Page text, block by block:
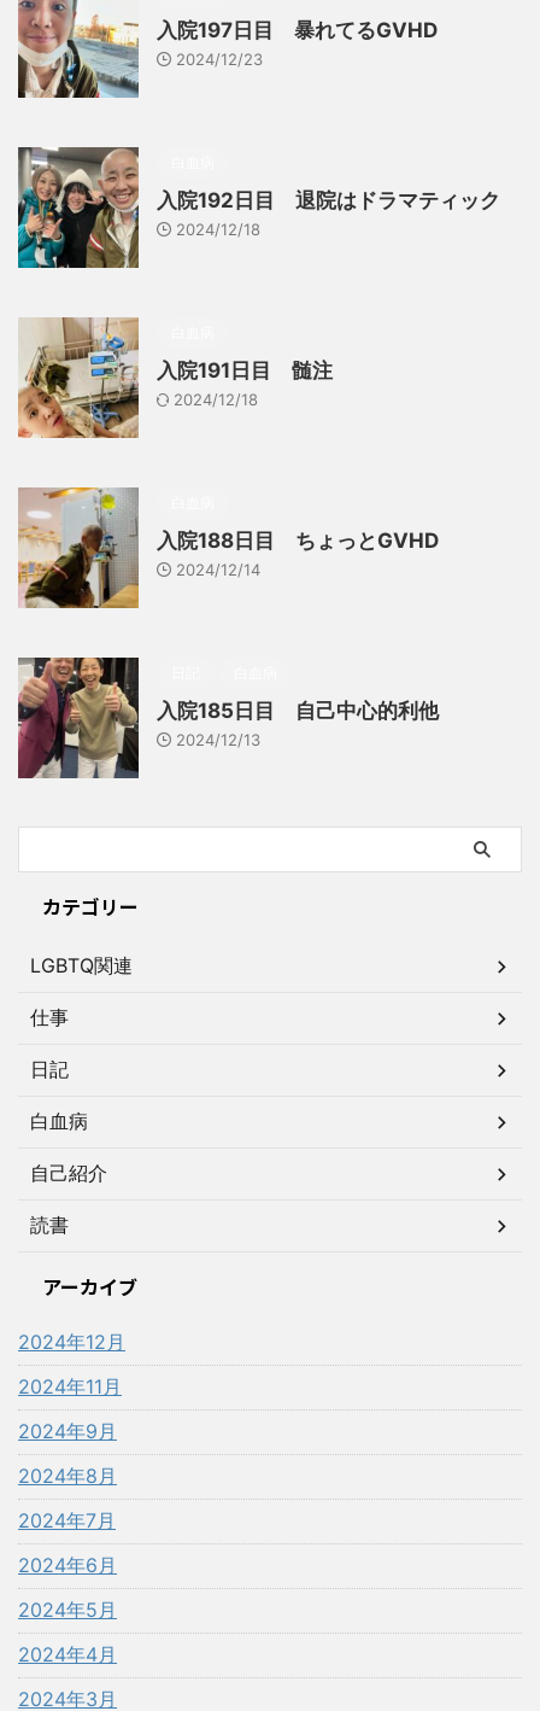
入院197日目 暴れてるGVHD
2024/12/23
入院192日目 退院はドラマティック
2024/12/18
入院191日目 髄注
2024/12/18
入院188日目 ちょっとGVHD
2024/12/14
入院185日目 自己中心的利他
2024/12/13
カテゴリー
LGBTQ関連
仕事
日記
白血病
自己紹介
読書
アーカイブ
2024年12月
2024年11月
2024年9月
2024年8月
2024年7月
2024年6月
2024年5月
2024年4月
2024年3月